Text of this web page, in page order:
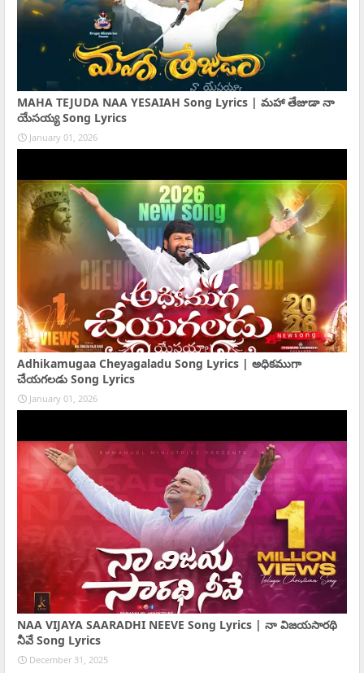
MAHA TEJUDA NAA YESAIAH Song Lyrics | మహా తేజుడా నా
యేసయ్య Song Lyrics
January 01, 2026
Adhikamugaa Cheyagaladu Song Lyrics | అధికముగా
చేయగలడు Song Lyrics
January 01, 2026
NAA VIJAYA SAARADHI NEEVE Song Lyrics | నా విజయసారథి
నీవే Song Lyrics
December 31, 2025